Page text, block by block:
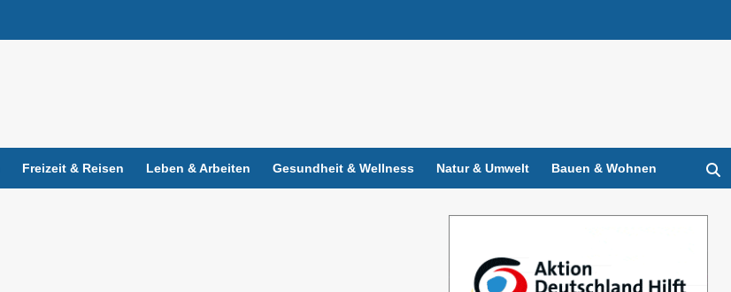
Freizeit & Reisen Leben & Arbeiten Gesundheit & Wellness Natur & Umwelt Bauen & Wohnen